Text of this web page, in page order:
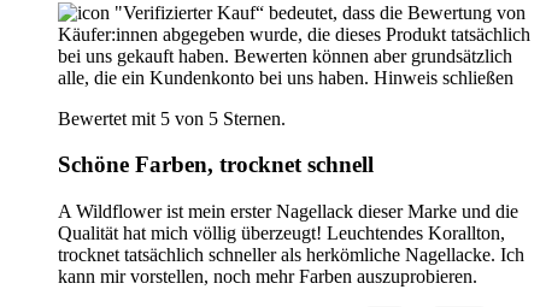
"Verifizierter Kauf“ bedeutet, dass die Bewertung von
Käufer:innen abgegeben wurde, die dieses Produkt tatsächlich
bei uns gekauft haben. Bewerten können aber grundsätzlich
alle, die ein Kundenkonto bei uns haben. Hinweis schließen
Bewertet mit 5 von 5 Sternen.
Schöne Farben, trocknet schnell
A Wildflower ist mein erster Nagellack dieser Marke und die
Qualität hat mich völlig überzeugt! Leuchtendes Korallton,
trocknet tatsächlich schneller als herkömliche Nagellacke. Ich
kann mir vorstellen, noch mehr Farben auszuprobieren.